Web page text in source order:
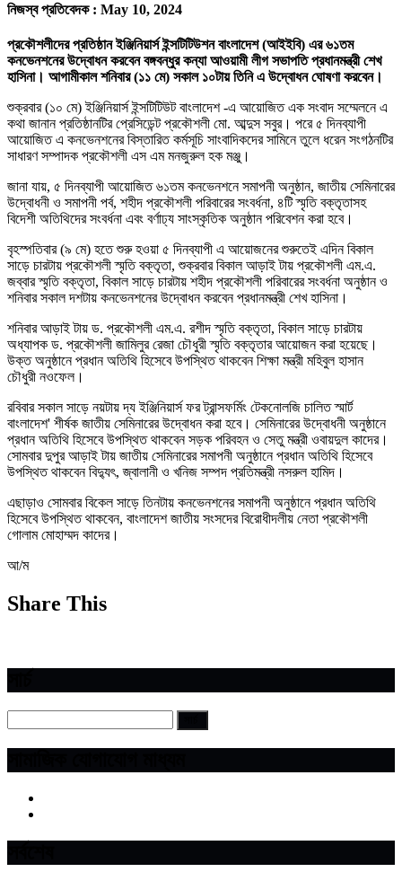
নিজস্ব প্রতিবেদক : May 10, 2024
প্রকৌশলীদের প্রতিষ্ঠান ইঞ্জিনিয়ার্স ইন্সটিটিউশন বাংলাদেশ (আইইবি) এর ৬১তম
কনভেনশনের উদ্বোধন করবেন বঙ্গবন্ধুর কন্যা আওয়ামী লীগ সভাপতি প্রধানমন্ত্রী শেখ
হাসিনা। আগামীকাল শনিবার (১১ মে) সকাল ১০টায় তিনি এ উদ্বোধন ঘোষণা করবেন।
শুক্রবার (১০ মে) ইঞ্জিনিয়ার্স ইন্সটিটিউট বাংলাদেশ -এ আয়োজিত এক সংবাদ সম্মেলনে এ
কথা জানান প্রতিষ্ঠানটির প্রেসিডেন্ট প্রকৌশলী মো. আব্দুস সবুর। পরে ৫ দিনব্যাপী
আয়োজিত এ কনভেনশনের বিস্তারিত কর্মসূচি সাংবাদিকদের সামিনে তুলে ধরেন সংগঠনটির
সাধারণ সম্পাদক প্রকৌশলী এস এম মনজুরুল হক মঞ্জু।
জানা যায়, ৫ দিনব্যাপী আয়োজিত ৬১তম কনভেনশনে সমাপনী অনুষ্ঠান, জাতীয় সেমিনারের
উদ্বোধনী ও সমাপনী পর্ব, শহীদ প্রকৌশলী পরিবারের সংবর্ধনা, ৪টি স্মৃতি বক্তৃতাসহ
বিদেশী অতিথিদের সংবর্ধনা এবং বর্ণাঢ্য সাংস্কৃতিক অনুষ্ঠান পরিবেশন করা হবে।
বৃহস্পতিবার (৯ মে) হতে শুরু হওয়া ৫ দিনব্যাপী এ আয়োজনের শুরুতেই এদিন বিকাল
সাড়ে চারটায় প্রকৌশলী স্মৃতি বক্তৃতা, শুক্রবার বিকাল আড়াই টায় প্রকৌশলী এম.এ.
জব্বার স্মৃতি বক্তৃতা, বিকাল সাড়ে চারটায় শহীদ প্রকৌশলী পরিবারের সংবর্ধনা অনুষ্ঠান ও
শনিবার সকাল দশটায় কনভেনশনের উদ্বোধন করবেন প্রধানমন্ত্রী শেখ হাসিনা।
শনিবার আড়াই টায় ড. প্রকৌশলী এম.এ. রশীদ স্মৃতি বক্তৃতা, বিকাল সাড়ে চারটায়
অধ্যাপক ড. প্রকৌশলী জামিলুর রেজা চৌধুরী স্মৃতি বক্তৃতার আয়োজন করা হয়েছে।
উক্ত অনুষ্ঠানে প্রধান অতিথি হিসেবে উপস্থিত থাকবেন শিক্ষা মন্ত্রী মহিবুল হাসান
চৌধুরী নওফেল।
রবিবার সকাল সাড়ে নয়টায় দ্য ইঞ্জিনিয়ার্স ফর ট্রান্সফর্মিং টেকনোলজি চালিত স্মার্ট
বাংলাদেশ' শীর্ষক জাতীয় সেমিনারের উদ্বোধন করা হবে। সেমিনারের উদ্বোধনী অনুষ্ঠানে
প্রধান অতিথি হিসেবে উপস্থিত থাকবেন সড়ক পরিবহন ও সেতু মন্ত্রী ওবায়দুল কাদের।
সোমবার দুপুর আড়াই টায় জাতীয় সেমিনারের সমাপনী অনুষ্ঠানে প্রধান অতিথি হিসেবে
উপস্থিত থাকবেন বিদ্যুৎ, জ্বালানী ও খনিজ সম্পদ প্রতিমন্ত্রী নসরুল হামিদ।
এছাড়াও সোমবার বিকেল সাড়ে তিনটায় কনভেনশনের সমাপনী অনুষ্ঠানে প্রধান অতিথি
হিসেবে উপস্থিত থাকবেন, বাংলাদেশ জাতীয় সংসদের বিরোধীদলীয় নেতা প্রকৌশলী
গোলাম মোহাম্মদ কাদের।
আ/ম
Share This